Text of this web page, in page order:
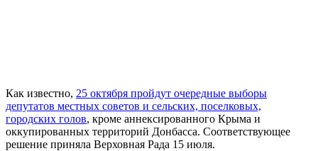
Как известно, 25 октября пройдут очередные выборы
депутатов местных советов и сельских, поселковых,
городских голов, кроме аннексированного Крыма и
оккупированных территорий Донбасса. Соответствующее
решение приняла Верховная Рада 15 июля.